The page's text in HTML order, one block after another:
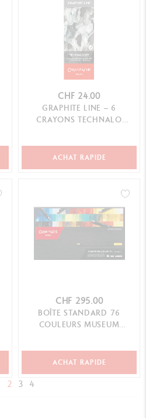
CHF 24.00
GRAPHITE LINE – 6
CRAYONS TECHNALO
ACHAT RAPIDE
CHF 295.00
BOÎTE STANDARD 76
COULEURS MUSEUM
ACHAT RAPIDE
2 3 4